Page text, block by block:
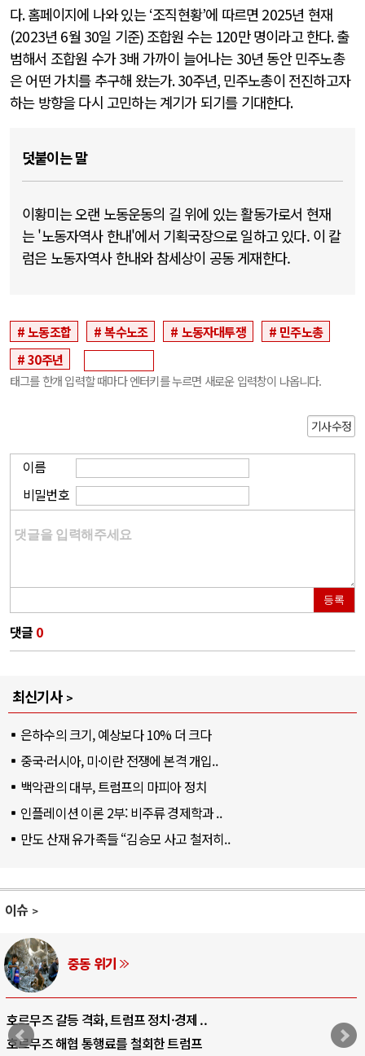
다.홈페이지에 나와 있는‘조직현황’에 따르면 2025년 현재
(2023년 6월 30일 기준) 조합원 수는 120만 명이라고 한다.출
범해서 조합원 수가3배 가까이 늘어나는 30년 동안 민주노총
은 어떤 가치를 추구해 왔는가. 30주년, 민주노총이 전진하고자
하는 방향을 다시 고민하는 계기가 되기를 기대한다.
덧붙이는 말
이황미는 오랜 노동운동의 길 위에 있는 활동가로서 현재
는 '노동자역사 한내'에서 기획국장으로 일하고 있다. 이 칼
럼은 노동자역사 한내와 참세상이 공동 게재한다.
노동조합 복수노조 노동자대투쟁
민주노총
30주년
태그를 한개 입력할 때마다 엔터키를 누르면 새로운 입력창이 나옵니다.
기사수정
이름
비밀번호
등록
댓글 0
최신기사
은하수의 크기, 예상보다 10% 더 크다
중국·러시아, 미·이란 전쟁에 본격 개입..
백악관의 대부, 트럼프의 마피아 정치
인플레이션 이론 2부: 비주류 경제학과 ..
만도 산재 유가족들 “김승모 사고 철저히..
이슈
중동 위기
호르무즈 갈등 격화, 트럼프 정치·경제 ..
호르무즈 해협 통행료를 철회한 트럼프